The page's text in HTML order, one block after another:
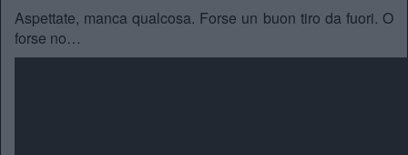
Aspettate, manca qualcosa. Forse un buon tiro da fuori. O
forse no…